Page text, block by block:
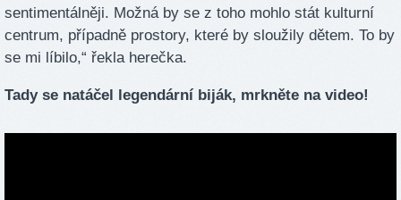
sentimentálněji. Možná by se z toho mohlo stát kulturní
centrum, případně prostory, které by sloužily dětem. To by
se mi líbilo,“ řekla herečka.
Tady se natáčel legendární biják, mrkněte na video!